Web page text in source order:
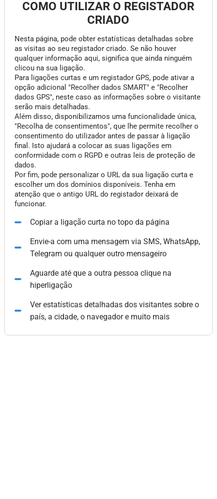
COMO UTILIZAR O REGISTADOR
CRIADO
Nesta página, pode obter estatísticas detalhadas sobre
as visitas ao seu registador criado. Se não houver
qualquer informação aqui, significa que ainda ninguém
clicou na sua ligação.
Para ligações curtas e um registador GPS, pode ativar a
opção adicional "Recolher dados SMART" e "Recolher
dados GPS", neste caso as informações sobre o visitante
serão mais detalhadas.
Além disso, disponibilizamos uma funcionalidade única,
"Recolha de consentimentos", que lhe permite recolher o
consentimento do utilizador antes de passar à ligação
final. Isto ajudará a colocar as suas ligações em
conformidade com o RGPD e outras leis de proteção de
dados.
Por fim, pode personalizar o URL da sua ligação curta e
escolher um dos domínios disponíveis. Tenha em
atenção que o antigo URL do registador deixará de
funcionar.
Copiar a ligação curta no topo da página
Envie-a com uma mensagem via SMS, WhatsApp,
Telegram ou qualquer outro mensageiro
Aguarde até que a outra pessoa clique na
hiperligação
Ver estatísticas detalhadas dos visitantes sobre o
país, a cidade, o navegador e muito mais